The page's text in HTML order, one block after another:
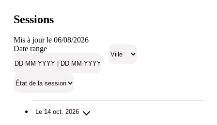
Sessions
Mis à jour le 06/08/2026
Date range
Le 14 oct. 2026